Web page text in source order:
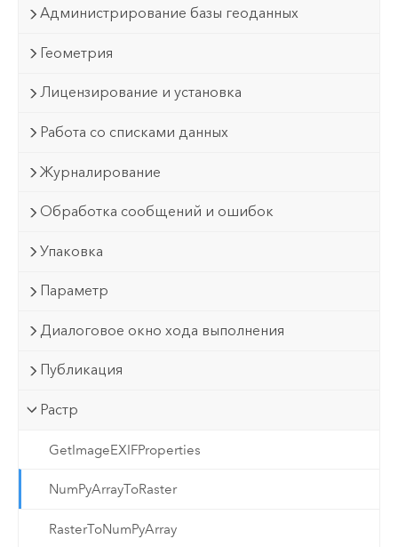
Администрирование базы геоданных
Геометрия
Лицензирование и установка
Работа со списками данных
Журналирование
Обработка сообщений и ошибок
Упаковка
Параметр
Диалоговое окно хода выполнения
Публикация
Растр
GetImageEXIFProperties
NumPyArrayToRaster
RasterToNumPyArray